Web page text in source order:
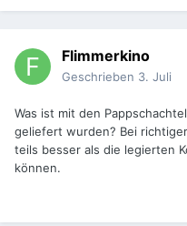
Flimmerkino
Geschrieben 3. Juli
Was ist mit den
geliefert wurden? Bei
teils besser als die legierten
können.